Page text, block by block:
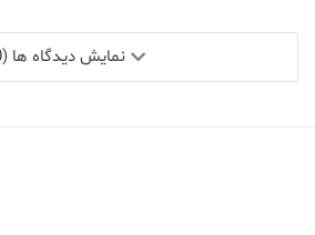
نمایش دیدگاه ها (0)